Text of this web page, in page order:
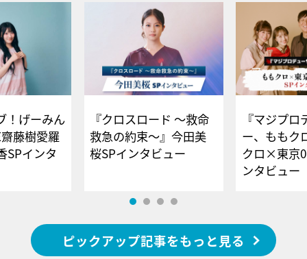
！げーみん
藤樹愛羅
SPインタ
『クロスロード ～救命
救急の約束～』今田美
桜SPインタビュー
『マジプロ
ー、ももク
クロ×東京
ンタビュー
ピックアップ記事をもっと見る